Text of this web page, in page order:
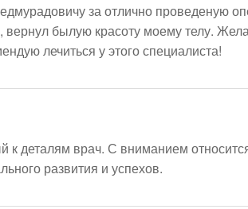
за отлично проведеную
былую красоту моему телу.
лечиться у этого специалиста!
деталям врач. С вниманием
развития и успехов.